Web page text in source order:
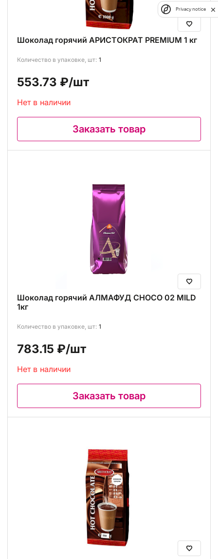
Шоколад горячий АРИСТОКРАТ PREMIUM 1 кг
Количество в упаковке, шт: 1
553.73 ₽/шт
Нет в наличии
Заказать товар
Шоколад горячий АЛМАФУД CHOCO 02 MILD
1кг
Количество в упаковке, шт: 1
783.15 ₽/шт
Нет в наличии
Заказать товар
Privacy notice